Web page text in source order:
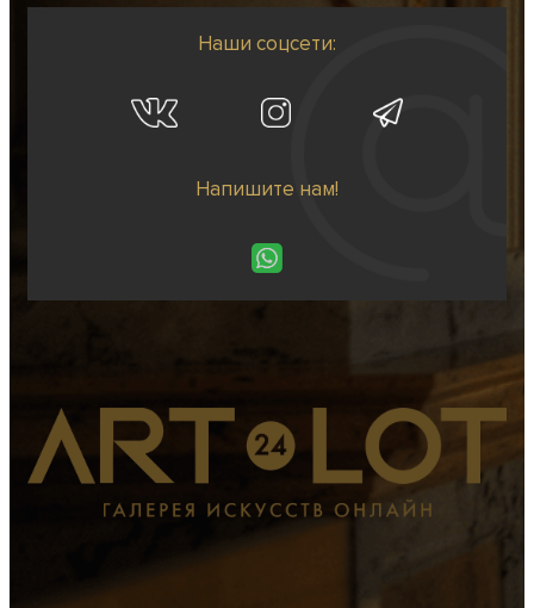
Наши соцсети:
Напишите нам!